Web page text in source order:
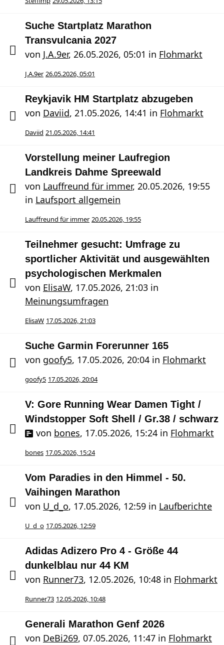
Suche Startplatz Marathon
Transvulcania 2027
von J.A.9er, 26.05.2026, 05:01 in Flohmarkt
J.A.9er 26.05.2026, 05:01
Reykjavik HM Startplatz abzugeben
von Daviid, 21.05.2026, 14:41 in Flohmarkt
Daviid 21.05.2026, 14:41
Vorstellung meiner Laufregion
Landkreis Dahme Spreewald
von Lauffreund für immer, 20.05.2026, 19:55
in Laufsport allgemein
Lauffreund für immer 20.05.2026, 19:55
Teilnehmer gesucht: Umfrage zu
sportlicher Aktivität und ausgewählten
psychologischen Merkmalen
von ElisaW, 17.05.2026, 21:03 in
Meinungsumfragen
ElisaW 17.05.2026, 21:03
Suche Garmin Forerunner 165
von goofy5, 17.05.2026, 20:04 in Flohmarkt
goofy5 17.05.2026, 20:04
V: Gore Running Wear Damen Tight /
Windstopper Soft Shell / Gr.38 / schwarz
von bones, 17.05.2026, 15:24 in Flohmarkt
bones 17.05.2026, 15:24
Vom Paradies in den Himmel - 50.
Vaihingen Marathon
von U_d_o, 17.05.2026, 12:59 in Laufberichte
U_d_o 17.05.2026, 12:59
Adidas Adizero Pro 4 - Größe 44
dunkelblau nur 44 KM
von Runner73, 12.05.2026, 10:48 in Flohmarkt
Runner73 12.05.2026, 10:48
Generali Marathon Genf 2026
von DeBi269, 07.05.2026, 11:47 in Flohmarkt